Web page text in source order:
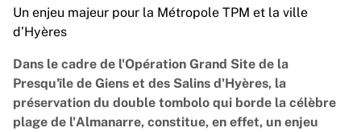
Un enjeu majeur pour la Métropole TPM et la ville
d’Hyères
Dans le cadre de l'Opération Grand Site de la
Presqu'île de Giens et des Salins d'Hyères, la
préservation du double tombolo qui borde la célèbre
plage de l'Almanarre, constitue, en effet, un enjeu